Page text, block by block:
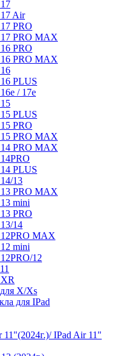
Air
PRO
PRO MAX
PRO
PRO MAX
PLUS
/ 17e
PLUS
PRO
PRO MAX
PRO MAX
PLUS
13
PRO MAX
mini
PRO
14
MAX
mini
12
X/Xs
для IPad
IPad Air 11"